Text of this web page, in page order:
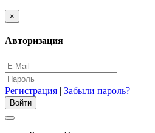
×
Авторизация
Регистрация | Забыли пароль?